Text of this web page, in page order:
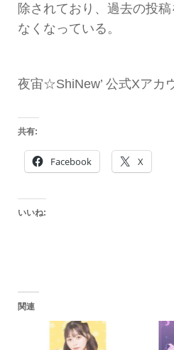
除されており、過去の投
なくなっている。
夜宙☆ShiNew’ 公式Xアカ
共有:
Facebook X
いいね:
関連